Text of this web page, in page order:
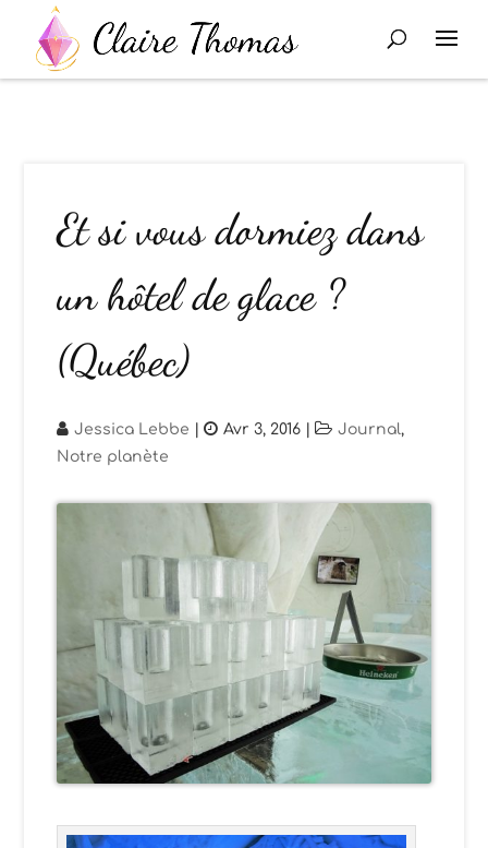
Et si vous dormiez dans
un hôtel de glace ?
(Québec)
Jessica Lebbe | Avr 3, 2016 | Journal,
Notre planète